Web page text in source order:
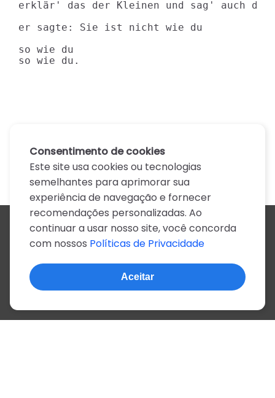
erklär' das der Kleinen und sag' auch
er sagte: Sie ist nicht wie du
so wie du
so wie du.
Todos os artistas
A
B C D E F G H I J
N
O P Q R S T U V W X
Z
0-9
© 2022, mais de 2 milhões de cifras e letras
Consentimento de cookies
Este site usa cookies ou tecnologias
semelhantes para aprimorar sua
experiência de navegação e fornecer
recomendações personalizadas. Ao
continuar a usar nosso site, você concorda
com nossos Políticas de Privacidade
Aceitar